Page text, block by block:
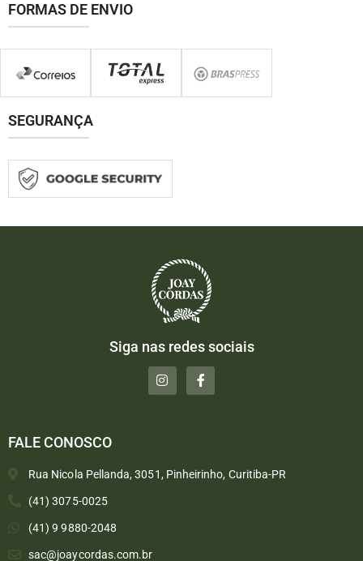
FORMAS DE ENVIO
SEGURANÇA
Siga nas redes sociais
FALE CONOSCO
Rua Nicola Pellanda, 3051, Pinheirinho, Curitiba-PR
(41) 3075-0025
(41) 9 9880-2048
sac@joaycordas.com.br